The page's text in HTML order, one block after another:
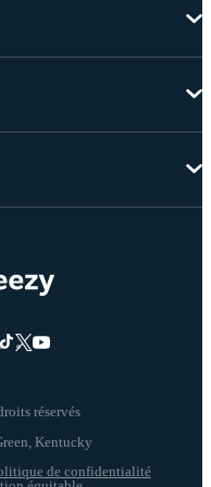
réservés
de confidentialité